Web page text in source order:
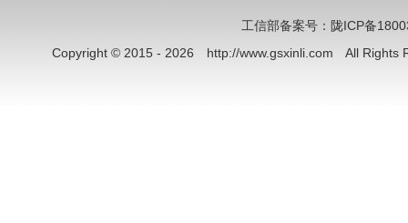
工信部备案号：陇ICP备
Copyright © 2015 - 2026 http://www.gsxinli.com All Rights